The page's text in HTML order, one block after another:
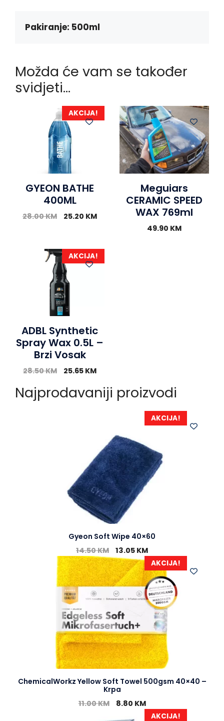
k
e
p
Pakiranje: 500ml
Možda će vam se također
svidjeti…
AKCIJA!
GYEON BATHE
400ML
28.00KM 25.20 KM
Meguiars
CERAMIC SPEED
WAX 769ml
49.90 KM
AKCIJA!
ADBL Synthetic
Spray Wax 0.5L –
Brzi Vosak
28.50KM 25.65 KM
Najprodavaniji proizvodi
AKCIJA!
Gyeon Soft Wipe 40×60
14.50KM 13.05 KM
AKCIJA!
ChemicalWorkz Yellow Soft Towel 500gsm 40×40 –
Krpa
11.00KM 8.80 KM
AKCIJA!